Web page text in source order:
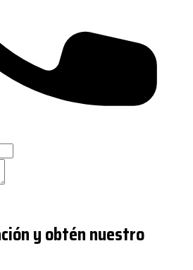
y obtén nuestro